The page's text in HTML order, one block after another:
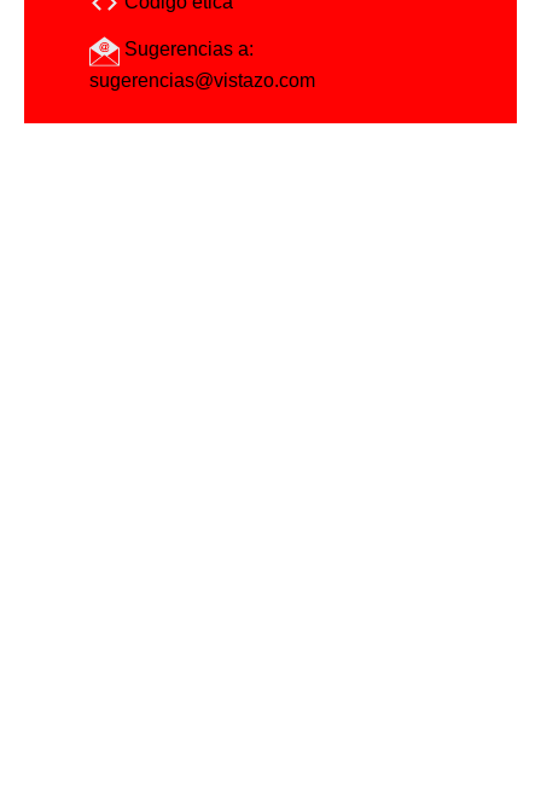
Sugerencias a:
sugerencias@vistazo.com